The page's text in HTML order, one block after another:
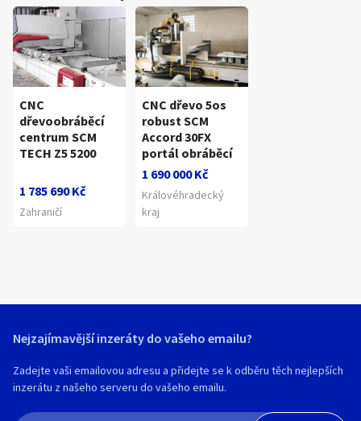
CNC
dřevoobráběcí
centrum SCM
TECH Z5 5200
1 785 690 Kč
Zahraničí
CNC dřevo 5os
robust SCM
Accord 30FX
portál obráběcí
1 690 000 Kč
Královéhradecký
kraj
Nejzajímavější inzeráty do vašeho emailu?
Zadejte vaši emailovou adresu a přidejte se k odběru těch nejlepších
inzerátu z našeho serveru do vašeho emailu.